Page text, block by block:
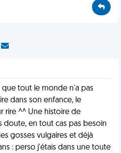
tout le monde n'a pas
dans son enfance, le
rire ^^ Une histoire de
doute, en tout cas pas besoin
gosses vulgaires et déjà
: perso j'étais dans une toute